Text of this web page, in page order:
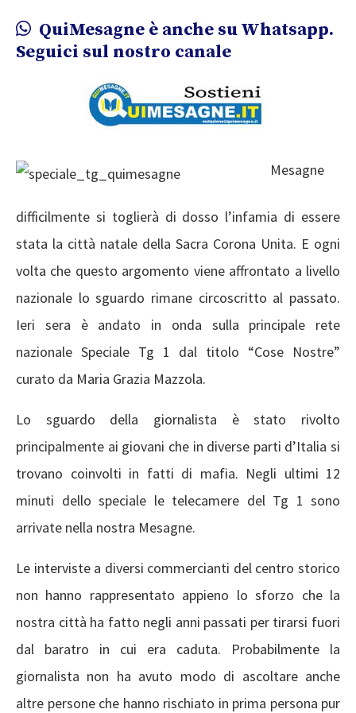
QuiMesagne è anche su Whatsapp.
Seguici sul nostro canale
Mesagne
difficilmente si toglierà di dosso l’infamia di essere
stata la città natale della Sacra Corona Unita. E ogni
volta che questo argomento viene affrontato a livello
nazionale lo sguardo rimane circoscritto al passato.
Ieri sera è andato in onda sulla principale rete
nazionale Speciale Tg 1 dal titolo “Cose Nostre”
curato da Maria Grazia Mazzola.
Lo sguardo della giornalista è stato rivolto
principalmente ai giovani che in diverse parti d’Italia si
trovano coinvolti in fatti di mafia. Negli ultimi 12
minuti dello speciale le telecamere del Tg 1 sono
arrivate nella nostra Mesagne.
Le interviste a diversi commercianti del centro storico
non hanno rappresentato appieno lo sforzo che la
nostra città ha fatto negli anni passati per tirarsi fuori
dal baratro in cui era caduta. Probabilmente la
giornalista non ha avuto modo di ascoltare anche
altre persone che hanno rischiato in prima persona pur